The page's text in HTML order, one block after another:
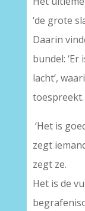
‘de grote
Daarin
bundel:
lacht’,
‘Het is
zegt
zegt ze.
Het is de